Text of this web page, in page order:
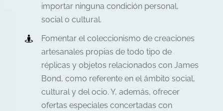
importar ninguna condición personal,
social o cultural.
Fomentar el coleccionismo de creaciones
artesanales propias de todo tipo de
réplicas y objetos relacionados con James
Bond, como referente en el ámbito social,
cultural y del ocio. Y, además, ofrecer
ofertas especiales concertadas con